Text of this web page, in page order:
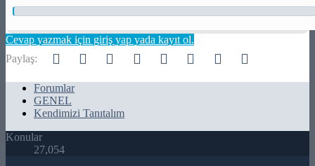
Cevap yazmak için giriş yap yada kayıt ol.
Paylaş:
FacebookTwitter Reddit PinterestTumblr WhatsApp
E-posta
Forumlar
GENEL
Kendimizi Tanıtalım
Konular
27,054